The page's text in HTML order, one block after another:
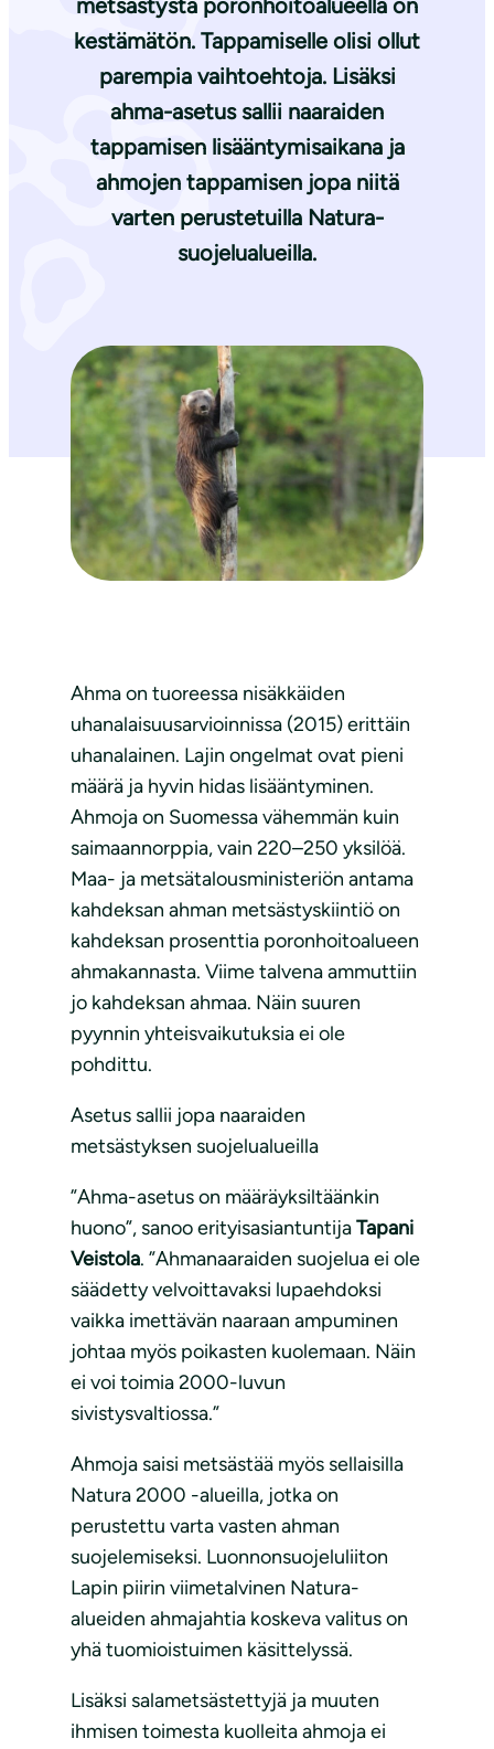
metsästystä poronhoitoalueella on
kestämätön. Tappamiselle olisi ollut
parempia vaihtoehtoja. Lisäksi
ahma-asetus sallii naaraiden
tappamisen lisääntymisaikana ja
ahmojen tappamisen jopa niitä
varten perustetuilla Natura-
suojelualueilla.
Ahma on tuoreessa nisäkkäiden
uhanalaisuusarvioinnissa (2015) erittäin
uhanalainen. Lajin ongelmat ovat pieni
määrä ja hyvin hidas lisääntyminen.
Ahmoja on Suomessa vähemmän kuin
saimaannorppia, vain 220–250 yksilöä.
Maa- ja metsätalousministeriön antama
kahdeksan ahman metsästyskiintiö on
kahdeksan prosenttia poronhoitoalueen
ahmakannasta. Viime talvena ammuttiin
jo kahdeksan ahmaa. Näin suuren
pyynnin yhteisvaikutuksia ei ole
pohdittu.
Asetus sallii jopa naaraiden
metsästyksen suojelualueilla
”Ahma-asetus on määräyksiltäänkin
huono”, sanoo erityisasiantuntijaTapani
Veistola. ”Ahmanaaraiden suojelua ei ole
säädetty velvoittavaksi lupaehdoksi
vaikka imettävän naaraan ampuminen
johtaa myös poikasten kuolemaan. Näin
ei voi toimia 2000-luvun
sivistysvaltiossa.”
Ahmoja saisi metsästää myös sellaisilla
Natura 2000 -alueilla, jotka on
perustettu varta vasten ahman
suojelemiseksi. Luonnonsuojeluliiton
Lapin piirin viimetalvinen Natura-
alueiden ahmajahtia koskeva valitus on
yhä tuomioistuimen käsittelyssä.
Lisäksi salametsästettyjä ja muuten
ihmisen toimesta kuolleita ahmoja ei